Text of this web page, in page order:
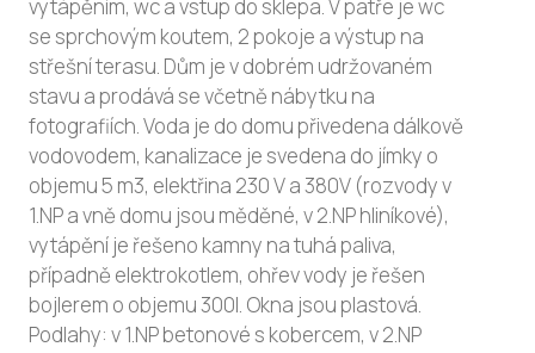
vytápěním, wc a vstup do sklepa. V patře je wc
se sprchovým koutem, 2 pokoje a výstup na
střešní terasu. Dům je v dobrém udržovaném
stavu a prodává se včetně nábytku na
fotografiích. Voda je do domu přivedena dálkově
vodovodem, kanalizace je svedena do jímky o
objemu 5 m3, elektřina 230 V a 380V (rozvody v
1.NP a vně domu jsou měděné, v 2.NP hliníkové),
vytápění je řešeno kamny na tuhá paliva,
případně elektrokotlem, ohřev vody je řešen
bojlerem o objemu 300l. Okna jsou plastová.
Podlahy: v 1.NP betonové s kobercem, v 2.NP